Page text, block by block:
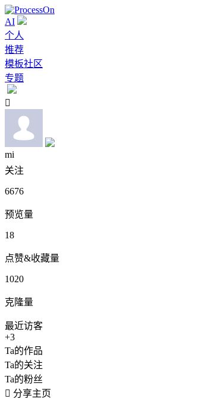
AI
个人
推荐
模板社区
专题

mi
关注
6676
预览量
18
点赞&收藏量
1020
克隆量
最近访客
+3
Ta的作品
Ta的关注
Ta的粉丝
 分享主页